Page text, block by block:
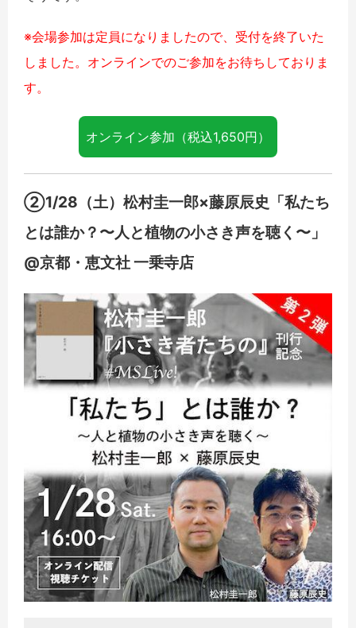
※会場参加は定員になりましたので、受付を終了いた
しました。オンラインでのご参加をお待ちしておりま
す。
オンライン参加（税込1,650円）
②1/28（土）松村圭一郎×藤原辰史「私たち
とは誰か？〜人と植物の小さき声を聴く〜」
@京都・恵文社 一乗寺店